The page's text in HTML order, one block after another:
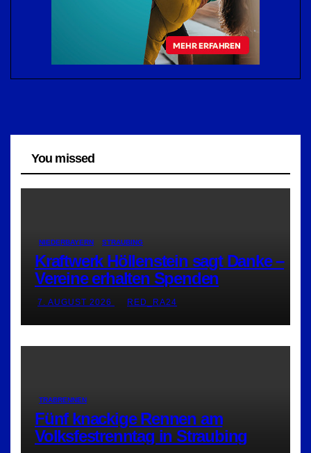
You missed
NIEDERBAYERN STRAUBING
Kraftwerk Höllenstein sagt Danke –
Vereine erhalten Spenden
7. AUGUST 2026 RED_RA24
TRABRENNEN
Fünf knackige Rennen am
Volksfestrenntag in Straubing